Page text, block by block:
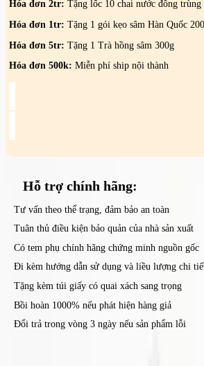
Hóa đơn 2tr: Tặng lốc 10 chai nước đông trùng
Hóa đơn 1tr: Tặng 1 gói kẹo sâm Hàn Quốc
Hóa đơn 5tr: Tặng 1 Trà hồng sâm 300g
Hóa đơn 500k: Miễn phí ship nội thành
Hỗ trợ chính hãng:
Tư vấn theo thể trạng, đảm bảo an toàn
Tuân thủ điều kiện bảo quản của nhà sản xuất
Có tem phụ chính hãng chứng minh nguồn gốc
Đi kèm hướng dẫn sử dụng và liều lượng chi
Tặng kèm túi giấy có quai xách sang trọng
Bồi hoàn 1000% nếu phát hiện hàng giả
Đổi trả trong vòng 3 ngày nếu sản phẩm lỗi